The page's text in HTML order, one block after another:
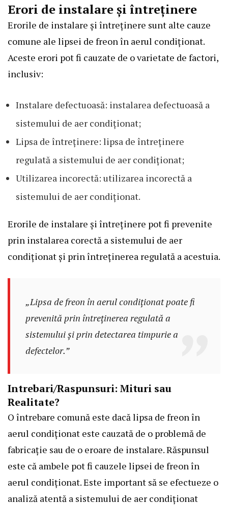
Erori de instalare și întreținere
Erorile de instalare și întreținere sunt alte cauze
comune ale lipsei de freon în aerul condiționat.
Aceste erori pot fi cauzate de o varietate de factori,
inclusiv:
Instalare defectuoasă: instalarea defectuoasă a
sistemului de aer condiționat;
Lipsa de întreținere: lipsa de întreținere
regulată a sistemului de aer condiționat;
Utilizarea incorectă: utilizarea incorectă a
sistemului de aer condiționat.
Erorile de instalare și întreținere pot fi prevenite
prin instalarea corectă a sistemului de aer
condiționat și prin întreținerea regulată a acestuia.
„Lipsa de freon în aerul condiționat poate fi
prevenită prin întreținerea regulată a
sistemului și prin detectarea timpurie a
defectelor.”
Intrebari/Raspunsuri: Mituri sau
Realitate?
O întrebare comună este dacă lipsa de freon în
aerul condiționat este cauzată de o problemă de
fabricație sau de o eroare de instalare. Răspunsul
este că ambele pot fi cauzele lipsei de freon în
aerul condiționat. Este important să se efectueze o
analiză atentă a sistemului de aer condiționat